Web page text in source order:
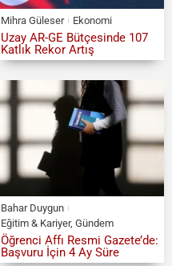
Mihra Güleser Ekonomi
Uzay AR-GE Bütçesinde 107
Katlık Rekor Artış
Bahar Duygun
Eğitim & Kariyer, Gündem
Öğrenci Affı Resmi Gazete’de:
Başvuru İçin 4 Ay Süre